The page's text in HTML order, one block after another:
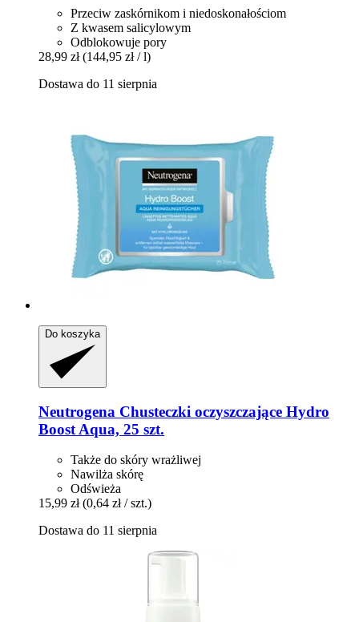
Przeciw zaskórnikom i niedoskonałościom
Z kwasem salicylowym
Odblokowuje pory
28,99 zł (144,95 zł / l)
Dostawa do 11 sierpnia
Do koszyka
Neutrogena Chusteczki oczyszczające Hydro
Boost Aqua, 25 szt.
Także do skóry wrażliwej
Nawilża skórę
Odświeża
15,99 zł (0,64 zł / szt.)
Dostawa do 11 sierpnia